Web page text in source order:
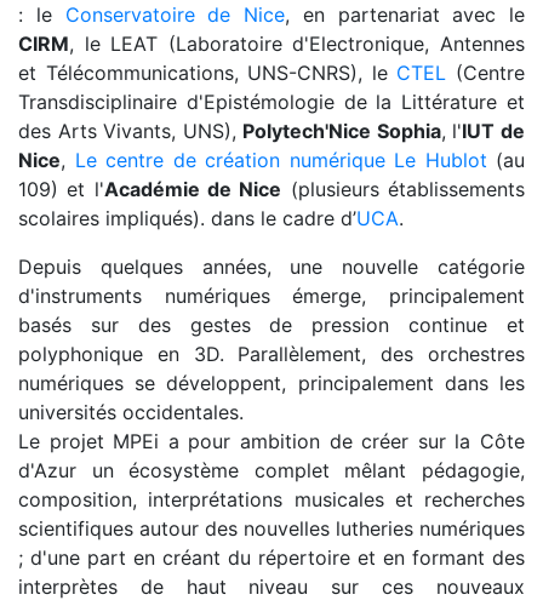
: le Conservatoire de Nice, en partenariat avec le
CIRM, le LEAT (Laboratoire d'Electronique, Antennes
et Télécommunications, UNS-CNRS), le CTEL (Centre
Transdisciplinaire d'Epistémologie de la Littérature et
des Arts Vivants, UNS), Polytech'Nice Sophia, l'IUT de
Nice, Le centre de création numérique Le Hublot (au
109) et l'Académie de Nice (plusieurs établissements
scolaires impliqués). dans le cadre d’UCA.
Depuis quelques années, une nouvelle catégorie
d'instruments numériques émerge, principalement
basés sur des gestes de pression continue et
polyphonique en 3D. Parallèlement, des orchestres
numériques se développent, principalement dans les
universités occidentales.
Le projet MPEi a pour ambition de créer sur la Côte
d'Azur un écosystème complet mêlant pédagogie,
composition, interprétations musicales et recherches
scientifiques autour des nouvelles lutheries numériques
; d'une part en créant du répertoire et en formant des
interprètes de haut niveau sur ces nouveaux